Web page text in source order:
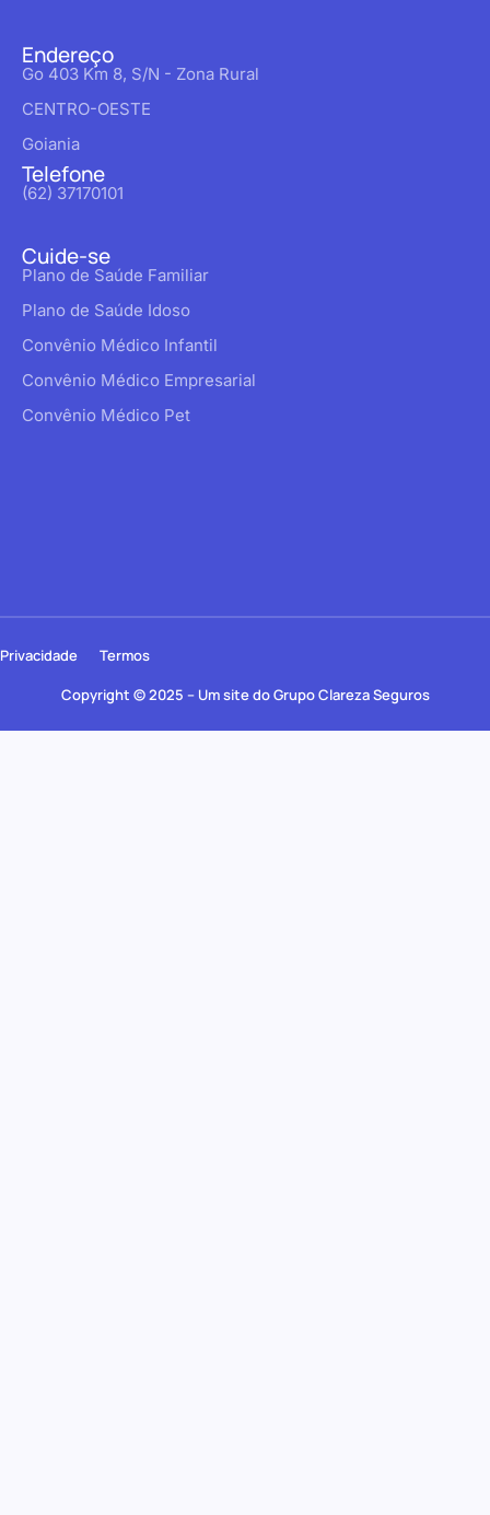
Endereço
Go 403 Km 8, S/N - Zona Rural
CENTRO-OESTE
Goiania
Telefone
(62) 37170101
Cuide-se
Plano de Saúde Familiar
Plano de Saúde Idoso
Convênio Médico Infantil
Convênio Médico Empresarial
Convênio Médico Pet
Copyright © 2025 – Um site do Grupo Clareza Seguros
Privacidade Termos